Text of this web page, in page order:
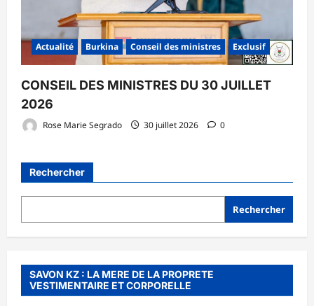
Actualité Burkina Conseil des ministres Exclusif
CONSEIL DES MINISTRES DU 30 JUILLET
2026
Rose Marie Segrado 30 juillet 2026 0
Rechercher
Rechercher
SAVON KZ : LA MERE DE LA PROPRETE
VESTIMENTAIRE ET CORPORELLE